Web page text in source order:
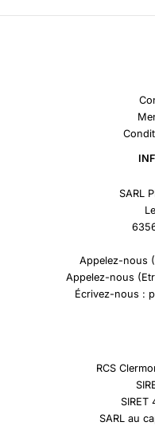
SARL
Appelez-nous
Appelez-nous
Écrivez-nous :
RCS
SIRET
SARL au